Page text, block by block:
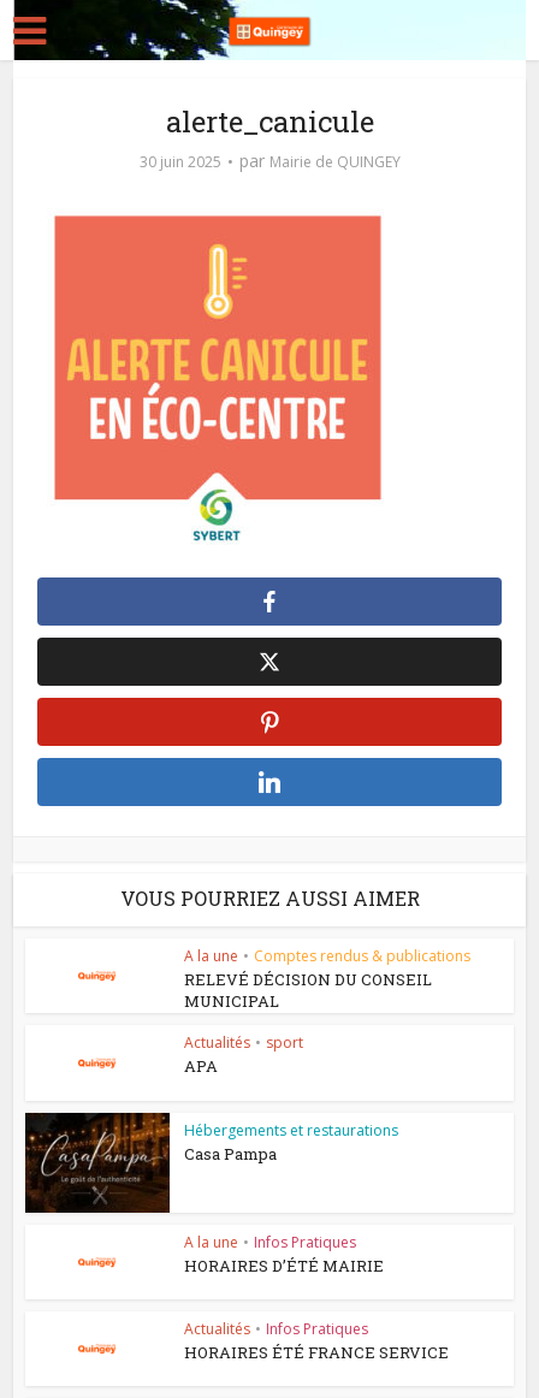
alerte_canicule
30 juin 2025 par Mairie de QUINGEY
VOUS POURRIEZ AUSSI AIMER
A la une • Comptes rendus & publications
RELEVÉ DÉCISION DU CONSEIL
MUNICIPAL
Actualités • sport
APA
Hébergements et restaurations
Casa Pampa
A la une • Infos Pratiques
HORAIRES D’ÉTÉ MAIRIE
Actualités • Infos Pratiques
HORAIRES ÉTÉ FRANCE SERVICE